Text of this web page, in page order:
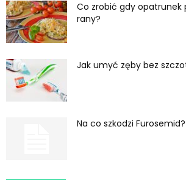
Co zrobić gdy opatrunek
rany?
Jak umyć zęby bez
Na co szkodzi Furosemid?